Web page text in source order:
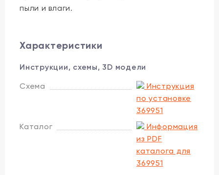
пыли и влаги.
Характеристики
Инструкции, схемы, 3D модели
Схема
Инструкция
по установке
369951
Каталог
Информация
из PDF
каталога для
369951